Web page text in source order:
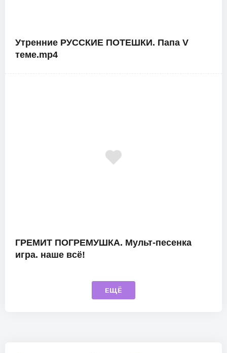
Утренние РУССКИЕ ПОТЕШКИ. Папа V
теме.mp4
ГРЕМИТ ПОГРЕМУШКА. Мульт-песенка
игра. наше всё!
ЕЩЁ